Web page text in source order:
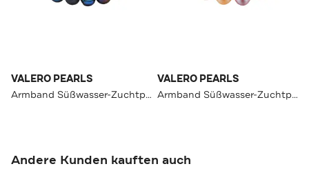
VALERO PEARLS
Armband Süßwasser-Zuchtperle OneColor
VALERO PEARLS
Armband Süßwasser-Zuchtperle OneColor
Andere Kunden kauften auch